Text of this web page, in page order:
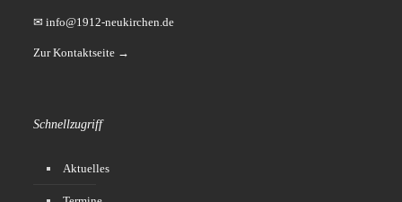
✉ info@1912-neukirchen.de
Zur Kontaktseite →
Schnellzugriff
Aktuelles